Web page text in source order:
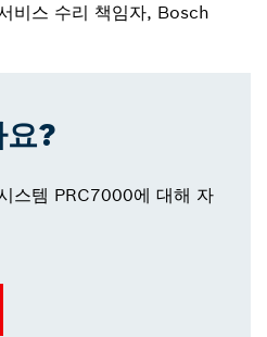
비스 수리 책임자, Bosch
요?
스템 PRC7000에 대해 자